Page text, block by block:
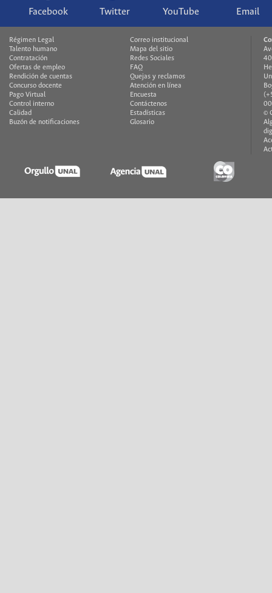
Facebook Twitter YouTube Email
Régimen Legal
Talento humano
Contratación
Ofertas de empleo
Rendición de cuentas
Concurso docente
Pago Virtual
Control interno
Calidad
Buzón de notificaciones
Correo institucional
Mapa del sitio
Redes Sociales
FAQ
Quejas y reclamos
Atención en línea
Encuesta
Contáctenos
Estadísticas
Glosario
©